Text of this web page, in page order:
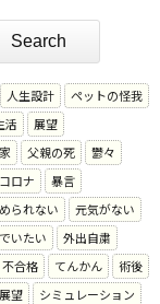
人生設計
ペットの怪我
活
展望
父親の死
鬱々
コロナ
暴言
られない
元気がない
いたい
外出自粛
不合格 てんかん
術後
望
シミュレーション